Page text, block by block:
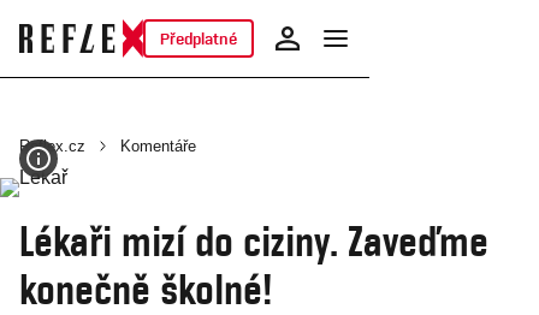
Předplatné
Reflex.cz Komentáře
Lékaři mizí do ciziny. Zaveďme
konečně školné!